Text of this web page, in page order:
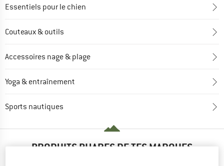
Essentiels pour le chien
Couteaux & outils
Accessoires nage & plage
Yoga & entraînement
Sports nautiques
PRODUITS PHARES DE TES MARQUES